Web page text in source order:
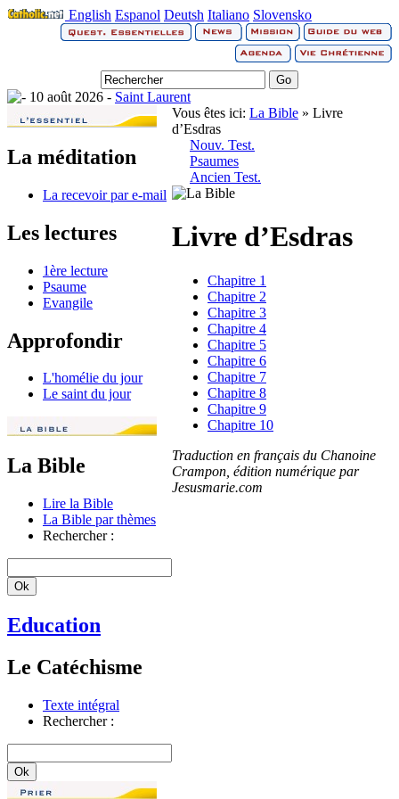
English Espanol Deutsh Italiano Slovensko
10 août 2026 - Saint Laurent
La méditation
La recevoir par e-mail
Les lectures
1ère lecture
Psaume
Evangile
Approfondir
L'homélie du jour
Le saint du jour
La Bible
Lire la Bible
La Bible par thèmes
Rechercher :
Education
Le Catéchisme
Texte intégral
Rechercher :
Vous êtes ici: La Bible » Livre
d’Esdras
Nouv. Test.
Psaumes
Ancien Test.
Livre d’Esdras
Chapitre 1
Chapitre 2
Chapitre 3
Chapitre 4
Chapitre 5
Chapitre 6
Chapitre 7
Chapitre 8
Chapitre 9
Chapitre 10
Traduction en français du Chanoine
Crampon, édition numérique par
Jesusmarie.com